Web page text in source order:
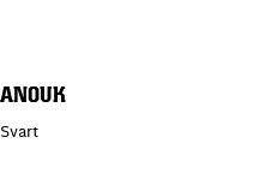
ANOUK
Svart